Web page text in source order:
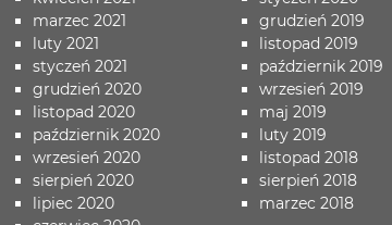
marzec 2021
luty 2021
styczeń 2021
grudzień 2020
listopad 2020
październik 2020
wrzesień 2020
sierpień 2020
lipiec 2020
grudzień 2019
listopad 2019
październik 2019
wrzesień 2019
maj 2019
luty 2019
listopad 2018
sierpień 2018
marzec 2018